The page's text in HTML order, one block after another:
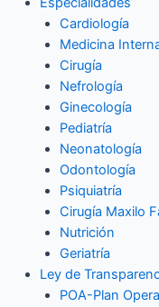
Cardiología
Medicina
Cirugía
Nefrología
Ginecología
Pediatría
Neonatología
Odontología
Psiquiatría
Cirugía Maxilo
Nutrición
Geriatría
Ley de
POA-Plan